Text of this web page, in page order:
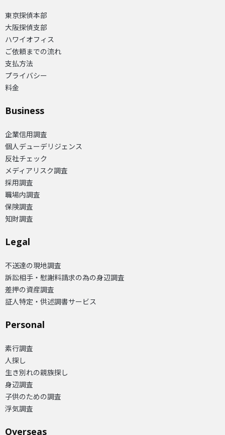
東京探偵本部
大阪探偵支部
ハワイオフィス
ご依頼までの流れ
支払方法
プライバシー
料金
Business
企業信用調査
個人デューデリジェンス
反社チェック
メディアリスク調査
採用調査
職場内調査
保険調査
知財調査
Legal
不送達の現地調査
訴訟相手・慰謝料請求の為の身辺調査
差押の資産調査
証人特定・供述調書サービス
Personal
素行調査
人探し
生き別れの親族探し
身辺調査
子供のための調査
浮気調査
Overseas​